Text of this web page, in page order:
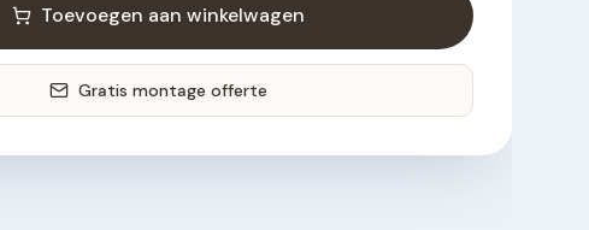
Toevoegen aan winkelwagen
Gratis montage offerte